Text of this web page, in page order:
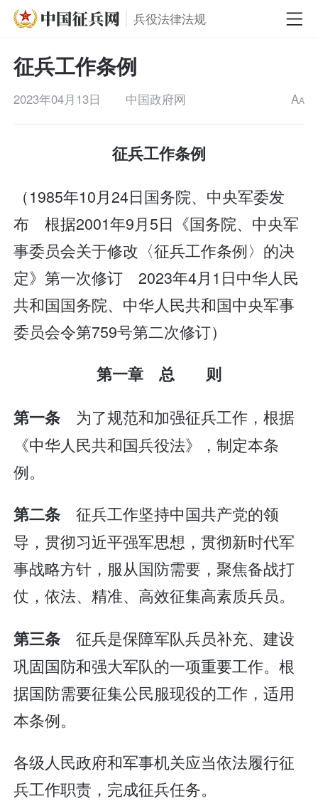
兵役法律法规
征兵工作条例
2023年04月13日 中国政府网 AA
征兵工作条例
（1985年10月24日国务院、中央军委发
布 根据2001年9月5日《国务院、中央军
事委员会关于修改〈征兵工作条例〉的决
定》第一次修订 2023年4月1日中华人民
共和国国务院、中华人民共和国中央军事
委员会令第759号第二次修订）
第一章 总 则
第一条 为了规范和加强征兵工作，根据
《中华人民共和国兵役法》，制定本条
例。
第二条 征兵工作坚持中国共产党的领
导，贯彻习近平强军思想，贯彻新时代军
事战略方针，服从国防需要，聚焦备战打
仗，依法、精准、高效征集高素质兵员。
第三条 征兵是保障军队兵员补充、建设
巩固国防和强大军队的一项重要工作。根
据国防需要征集公民服现役的工作，适用
本条例。
各级人民政府和军事机关应当依法履行征
兵工作职责，完成征兵任务。